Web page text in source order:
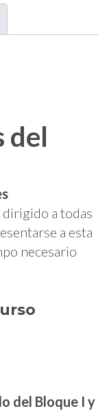
del
dirigido a todas
a esta
necesario
del Bloque I y